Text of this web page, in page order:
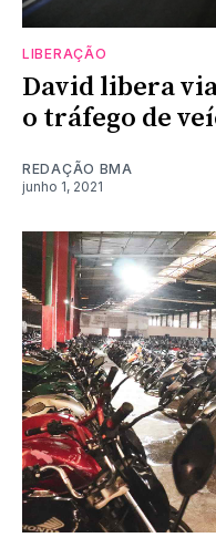
LIBERAÇÃO
David libera
o tráfego de
REDAÇÃO BMA
junho 1, 2021